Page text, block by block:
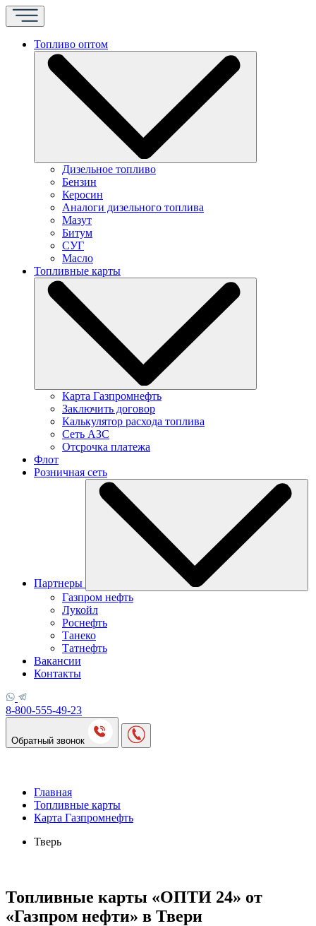
Топливо оптом
Дизельное топливо
Бензин
Керосин
Аналоги дизельного топлива
Мазут
Битум
СУГ
Масло
Топливные карты
Карта Газпромнефть
Заключить договор
Калькулятор расхода топлива
Сеть АЗС
Отсрочка платежа
Флот
Розничная сеть
Партнеры
Газпром нефть
Лукойл
Роснефть
Танеко
Татнефть
Вакансии
Контакты
8-800-555-49-23
Обратный звонок
Главная
Топливные карты
Карта Газпромнефть
Тверь
Топливные карты «ОПТИ 24» от
«Газпром нефти» в Твери